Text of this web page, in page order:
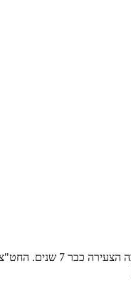
ילדי הגן וילדי כיתות א' לומדים